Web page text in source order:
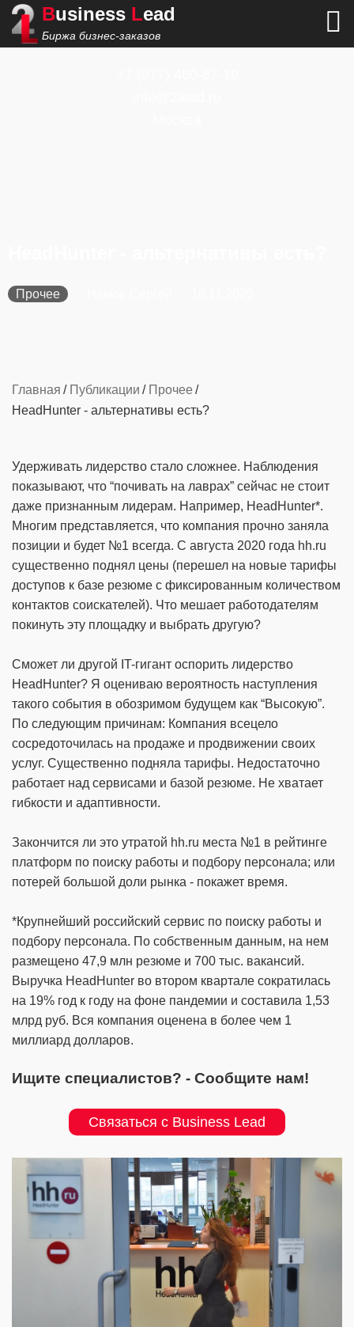
Business Lead
Биржа бизнес-заказов
Прочее
Главная Публикации
Прочее
HeadHunter - альтернативы есть?
Удерживать лидерство стало сложнее. Наблюдения
показывают, что “почивать на лаврах” сейчас не стоит
даже признанным лидерам. Например, HeadHunter*.
Многим представляется, что компания прочно заняла
позиции и будет №1 всегда. С августа 2020 года hh.ru
существенно поднял цены (перешел на новые тарифы
доступов к базе резюме с фиксированным количеством
контактов соискателей). Что мешает работодателям
покинуть эту площадку и выбрать другую?
Сможет ли другой IT-гигант оспорить лидерство
HeadHunter? Я оцениваю вероятность наступления
такого события в обозримом будущем как “Высокую”.
По следующим причинам: Компания всецело
сосредоточилась на продаже и продвижении своих
услуг. Существенно подняла тарифы. Недостаточно
работает над сервисами и базой резюме. Не хватает
гибкости и адаптивности.
Закончится ли это утратой hh.ru места №1 в рейтинге
платформ по поиску работы и подбору персонала; или
потерей большой доли рынка - покажет время.
*Крупнейший российский сервис по поиску работы и
подбору персонала. По собственным данным, на нем
размещено 47,9 млн резюме и 700 тыс. вакансий.
Выручка HeadHunter во втором квартале сократилась
на 19% год к году на фоне пандемии и составила 1,53
млрд руб. Вся компания оценена в более чем 1
миллиард долларов.
Ищите специалистов? - Сообщите нам!
Связаться с Business Lead